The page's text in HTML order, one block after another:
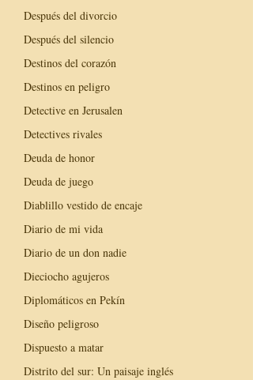
Después del divorcio
Después del silencio
Destinos del corazón
Destinos en peligro
Detective en Jerusalen
Detectives rivales
Deuda de honor
Deuda de juego
Diablillo vestido de encaje
Diario de mi vida
Diario de un don nadie
Dieciocho agujeros
Diplomáticos en Pekín
Diseño peligroso
Dispuesto a matar
Distrito del sur: Un paisaje inglés